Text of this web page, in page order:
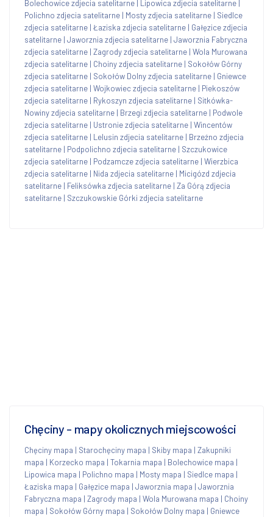
Bolechowice zdjecia satelitarne Lipowica zdjecia satelitarne
Polichno zdjecia satelitarne | Mosty zdjecia satelitarne | Siedlce
zdjecia satelitarne | Łaziska zdjecia satelitarne | Gałęzice zdjecia
satelitarne | Jaworznia zdjecia satelitarne | Jaworznia Fabryczna
zdjecia satelitarne | Zagrody zdjecia satelitarne | Wola Murowana
zdjecia satelitarne | Choiny zdjecia satelitarne | Sokołów Górny
zdjecia satelitarne | Sokołów Dolny zdjecia satelitarne | Gniewce
zdjecia satelitarne | Wojkowiec zdjecia satelitarne | Piekoszów
zdjecia satelitarne | Rykoszyn zdjecia satelitarne | Sitkówka-
Nowiny zdjecia satelitarne | Brzegi zdjecia satelitarne | Podwole
zdjecia satelitarne | Ustronie zdjecia satelitarne | Wincentów
zdjecia satelitarne | Lelusin zdjecia satelitarne | Brzeźno zdjecia
satelitarne | Podpolichno zdjecia satelitarne | Szczukowice
zdjecia satelitarne | Podzamcze zdjecia satelitarne | Wierzbica
zdjecia satelitarne | Nida zdjecia satelitarne | Micigózd zdjecia
satelitarne | Feliksówka zdjecia satelitarne | Za Górą zdjecia
satelitarne | Szczukowskie Górki zdjecia satelitarne
Chęciny - mapy okolicznych miejscowości
Chęciny mapa | Starochęciny mapa | Skiby mapa | Zakupniki
mapa | Korzecko mapa | Tokarnia mapa | Bolechowice mapa |
Lipowica mapa | Polichno mapa | Mosty mapa | Siedlce mapa |
Łaziska mapa | Gałęzice mapa | Jaworznia mapa | Jaworznia
Fabryczna mapa | Zagrody mapa | Wola Murowana mapa | Choiny
mapa | Sokołów Górny mapa | Sokołów Dolny mapa | Gniewce